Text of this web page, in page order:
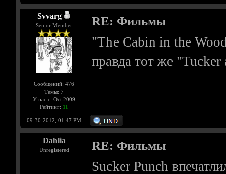
Svvarg
Senior Member
Сообщений: 476
Темы: 7
У нас с: Oct 2009
Рейтинг: 11
RE: Фильмы
"The Cabin in the
правда тот же "Tucker
09-30-2012, 01:47 PM
Dahlia
Unregistered RE: Фильмы
Sucker Punch